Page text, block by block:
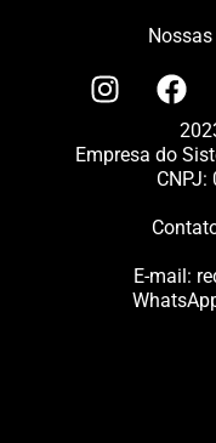
Empresa do
E-mail: